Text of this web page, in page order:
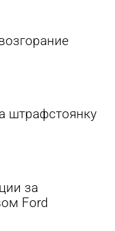
штрафстоянку
за
Ford